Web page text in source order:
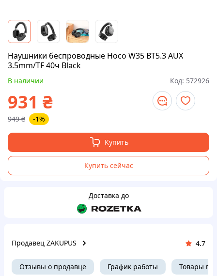
Наушники беспроводные Hoco W35 BT5.3 AUX
3.5mm/TF 40ч Black
В наличии Код: 572926
931 ₴
949 ₴ -1%
Купить
Купить сейчас
Доставка до
Продавец ZAKUPUS 4.7
Отзывы о продавце График работы Товары